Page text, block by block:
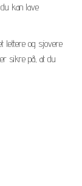
kan lave
lettere og sjovere
sikre på, at du